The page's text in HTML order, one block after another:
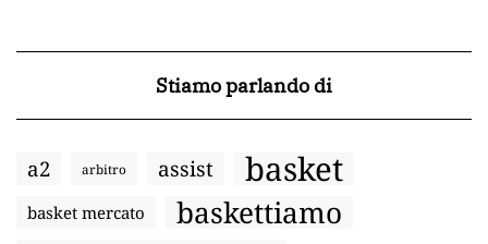
Stiamo parlando di
a2 arbitro assist basket
basket mercato baskettiamo